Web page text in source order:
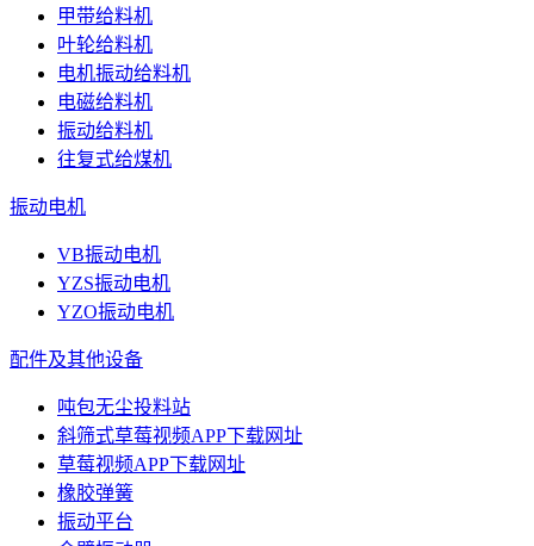
甲带给料机
叶轮给料机
电机振动给料机
电磁给料机
振动给料机
往复式给煤机
振动电机
VB振动电机
YZS振动电机
YZO振动电机
配件及其他设备
吨包无尘投料站
斜筛式草莓视频APP下载网址
草莓视频APP下载网址
橡胶弹簧
振动平台